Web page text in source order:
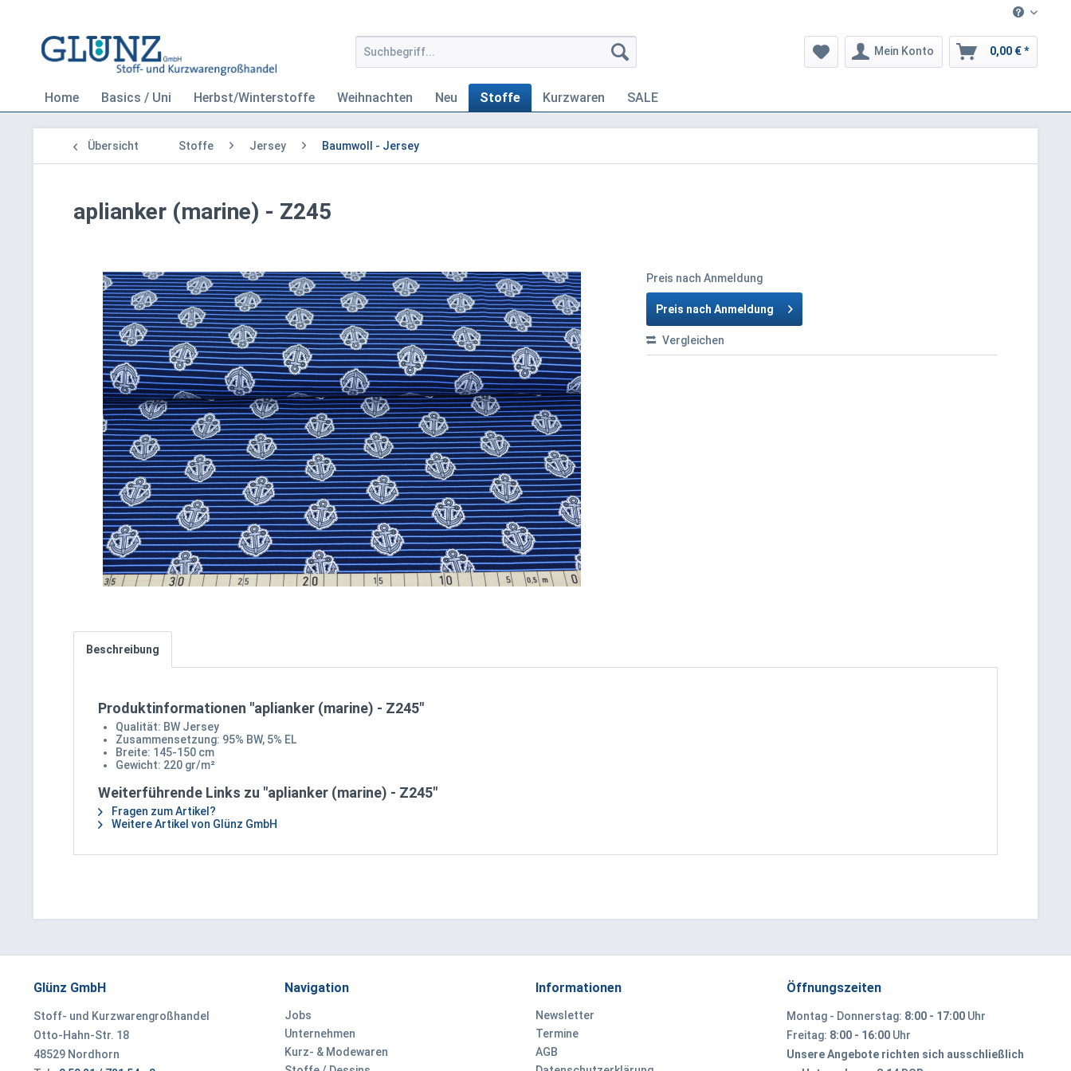
Mein Konto 0,00 € *
Home Basics / Uni Herbst/Winterstoffe Weihnachten Neu Stoffe Kurzwaren SALE
Übersicht Stoffe Jersey Baumwoll - Jersey
aplianker (marine) - Z245
Preis nach Anmeldung
Preis nach Anmeldung
Vergleichen
Beschreibung
Produktinformationen "aplianker (marine) - Z245"
Qualität: BW Jersey
Zusammensetzung: 95% BW, 5% EL
Breite: 145-150 cm
Gewicht: 220 gr/m²
Weiterführende Links zu "aplianker (marine) - Z245"
Fragen zum Artikel?
Weitere Artikel von Glünz GmbH
Glünz GmbH
Stoff- und Kurzwarengroßhandel
Otto-Hahn-Str. 18
48529 Nordhorn
Navigation
Jobs
Unternehmen
Kurz- & Modewaren
Informationen
Newsletter
Termine
AGB
Öffnungszeiten
Montag - Donnerstag: 8:00 - 17:00 Uhr
Freitag: 8:00 - 16:00 Uhr
Unsere Angebote richten sich ausschließlich